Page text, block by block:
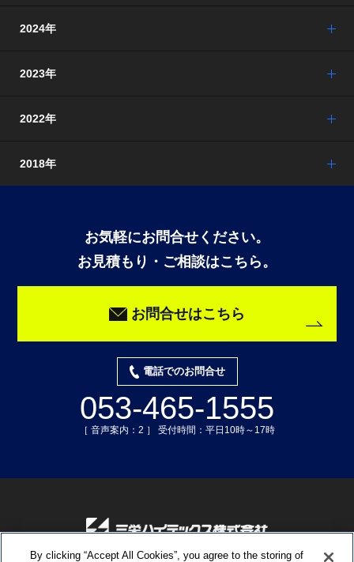
2024年
2023年
2022年
2018年
お気軽にお問合せください。
お見積もり・ご相談はこちら。
お問合せはこちら
電話でのお問合せ
053-465-1555
［ 音声案内：2 ］ 受付時間：平日10時～17時
〒435-0015 静岡県浜松市中央区子安町311-3
By clicking “Accept All Cookies”, you agree to the storing of